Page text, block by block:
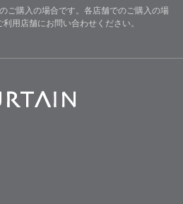
ご購入の場合です。各店舗でのご購入の場
用店舗にお問い合わせください。